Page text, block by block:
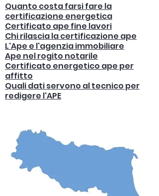
Quanto costa farsi fare la
certificazione energetica
Certificato ape fine lavori
Chi rilascia la certificazione ape
L'Ape e l'agenzia immobiliare
Ape nel rogito notarile
Certificato energetico ape per
affitto
Quali dati servono al tecnico per
redigere l'APE